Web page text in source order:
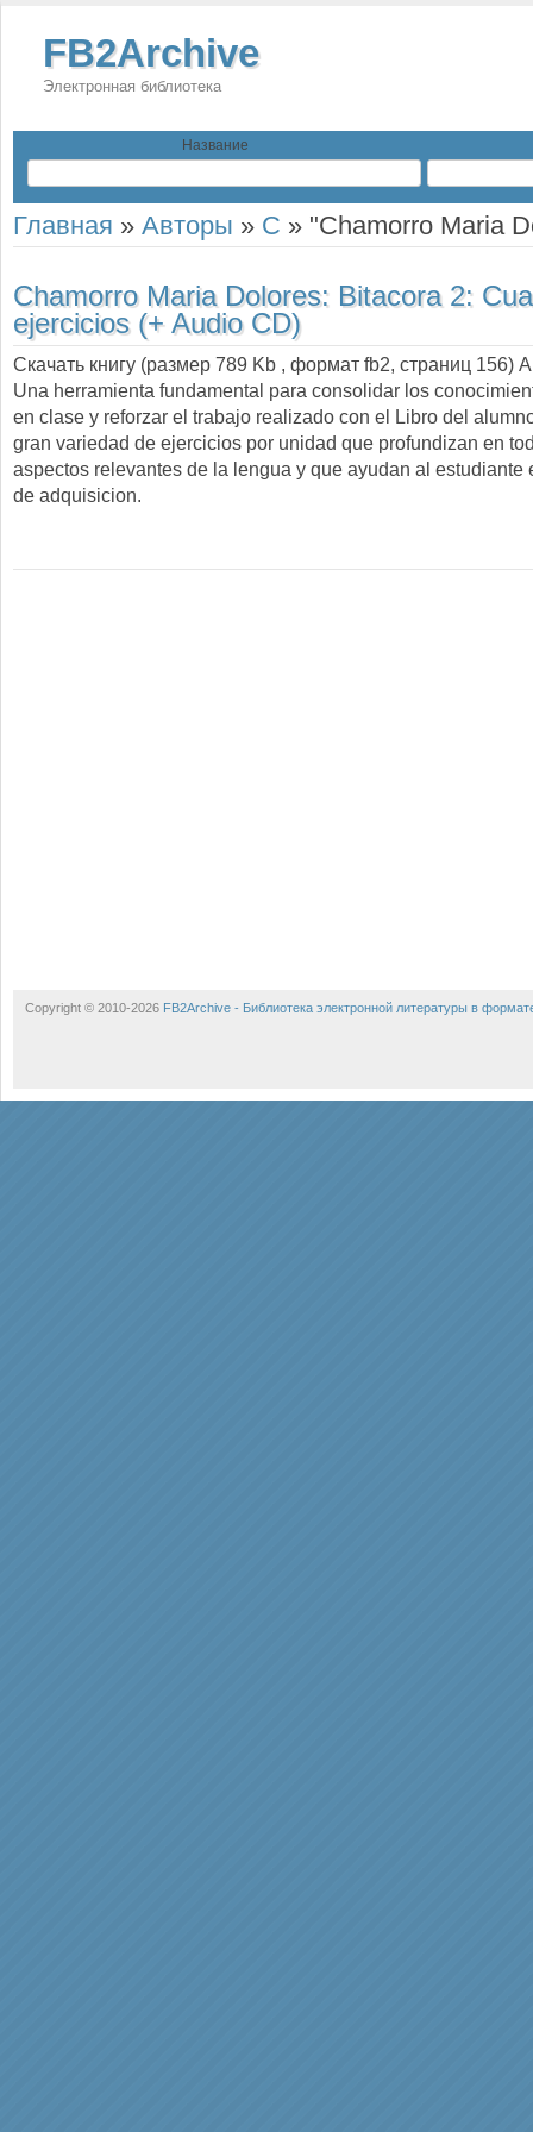
FB2Archive
Электронная библиотека
Название
Главная » Авторы » C » "Chamorro Maria
Chamorro Maria Dolores: Bitacora 2:
ejercicios (+ Audio CD)
Скачать книгу (размер 789 Kb , формат fb2, страниц 156)
Una herramienta fundamental para consolidar los
en clase y reforzar el trabajo realizado con el Libro del
gran variedad de ejercicios por unidad que profundizan en
aspectos relevantes de la lengua y que ayudan al estudiante
de adquisicion.
Copyright © 2010-2026 FB2Archive - Библиотека электронной литературы в